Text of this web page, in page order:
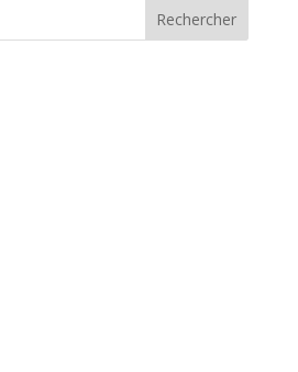
Rechercher